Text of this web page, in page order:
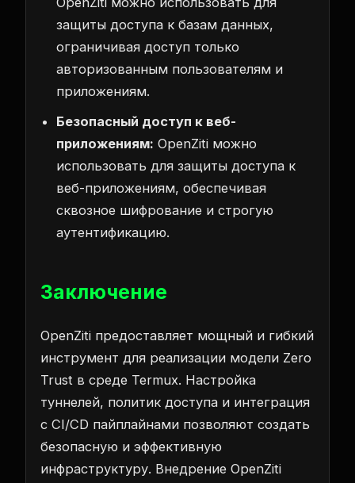
защиты доступа к базам данных,
ограничивая доступ только
авторизованным пользователям и
приложениям.
Безопасный доступ к веб-
приложениям: OpenZiti можно
использовать для защиты доступа к
веб-приложениям, обеспечивая
сквозное шифрование и строгую
аутентификацию.
Заключение
OpenZiti предоставляет мощный и гибкий
инструмент для реализации модели Zero
Trust в среде Termux. Настройка
туннелей, политик доступа и интеграция
с CI/CD пайплайнами позволяют создать
безопасную и эффективную
инфраструктуру. Внедрение OpenZiti